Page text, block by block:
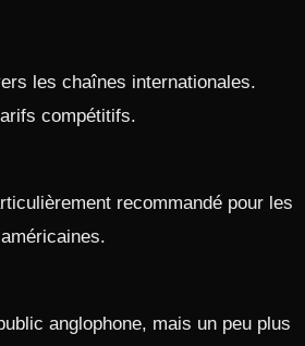
les chaînes internationales.
compétitifs.
recommandé pour les
anglophone, mais un peu plus